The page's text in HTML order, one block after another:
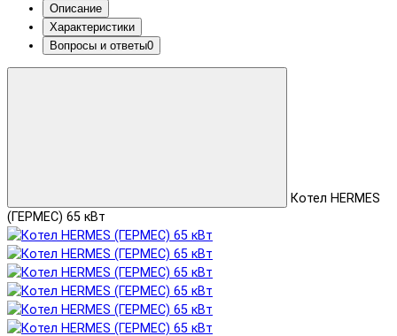
Описание
Характеристики
Вопросы и ответы0
Котел HERMES
(ГЕРМЕС) 65 кВт